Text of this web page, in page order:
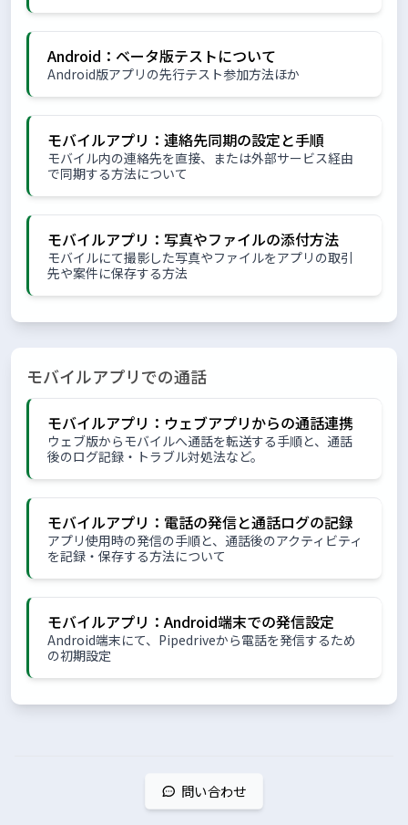
Android：ベータ版テストについて
Android版アプリの先行テスト参加方法ほか
モバイルアプリ：連絡先同期の設定と手順
モバイル内の連絡先を直接、または外部サービス経由
で同期する方法について
モバイルアプリ：写真やファイルの添付方法
モバイルにて撮影した写真やファイルをアプリの取引
先や案件に保存する方法
モバイルアプリでの通話
モバイルアプリ：ウェブアプリからの通話連携
ウェブ版からモバイルへ通話を転送する手順と、通話
後のログ記録・トラブル対処法など。
モバイルアプリ：電話の発信と通話ログの記録
アプリ使用時の発信の手順と、通話後のアクティビティ
を記録・保存する方法について
モバイルアプリ：Android端末での発信設定
Android端末にて、Pipedriveから電話を発信するため
の初期設定
問い合わせ